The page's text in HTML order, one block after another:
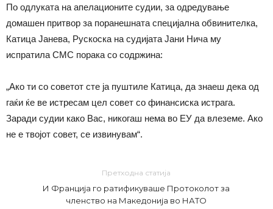
По одлуката на апелационите судии, за одредување
домашен притвор за поранешната специјална обвинителка,
Катица Јанева, Рускоска на судијата Јани Нича му
испратила СМС порака со содржина:
„Ако ти со советот сте ја пуштиле Катица, да знаеш дека од
гаќи ќе ве истресам цел совет со финансиска истрага.
Заради судии како Вас, никогаш нема во ЕУ да влеземе. Ако
не е твојот совет, се извинувам“.
Претходна статија
И Франција го ратификуваше Протоколот за
членство на Македонија во НАТО